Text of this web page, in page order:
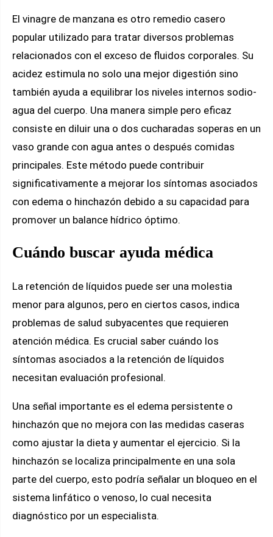
El vinagre de manzana es otro remedio casero
popular utilizado para tratar diversos problemas
relacionados con el exceso de fluidos corporales. Su
acidez estimula no solo una mejor digestión sino
también ayuda a equilibrar los niveles internos sodio-
agua del cuerpo. Una manera simple pero eficaz
consiste en diluir una o dos cucharadas soperas en un
vaso grande con agua antes o después comidas
principales. Este método puede contribuir
significativamente a mejorar los síntomas asociados
con edema o hinchazón debido a su capacidad para
promover un balance hídrico óptimo.
Cuándo buscar ayuda médica
La retención de líquidos puede ser una molestia
menor para algunos, pero en ciertos casos, indica
problemas de salud subyacentes que requieren
atención médica. Es crucial saber cuándo los
síntomas asociados a la retención de líquidos
necesitan evaluación profesional.
Una señal importante es el edema persistente o
hinchazón que no mejora con las medidas caseras
como ajustar la dieta y aumentar el ejercicio. Si la
hinchazón se localiza principalmente en una sola
parte del cuerpo, esto podría señalar un bloqueo en el
sistema linfático o venoso, lo cual necesita
diagnóstico por un especialista.